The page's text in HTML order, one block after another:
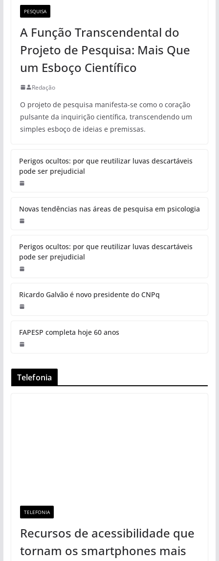
PESQUISA
A Função Transcendental do
Projeto de Pesquisa: Mais Que
um Esboço Científico
Redação
O projeto de pesquisa manifesta-se como o coração
pulsante da inquirição científica, transcendendo um
simples esboço de ideias e premissas.
Perigos ocultos: por que reutilizar luvas descartáveis
pode ser prejudicial
Novas tendências nas áreas de pesquisa em psicologia
Perigos ocultos: por que reutilizar luvas descartáveis
pode ser prejudicial
Ricardo Galvão é novo presidente do CNPq
FAPESP completa hoje 60 anos
Telefonia
TELEFONIA
Recursos de acessibilidade que
tornam os smartphones mais